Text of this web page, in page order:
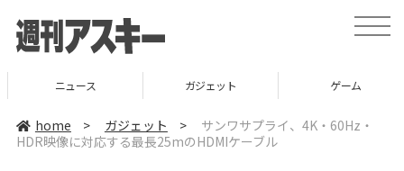
t
o
ニュース ガジェット ゲーム
home > ガジェット >
サンワサプライ、4K・60Hz・
HDR映像に対応する最長25mのHDMIケーブル